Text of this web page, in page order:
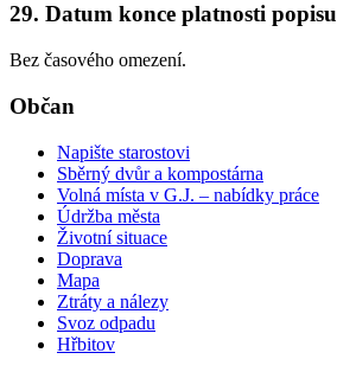
29. Datum konce platnosti popisu
Bez časového omezení.
Občan
Napište starostovi
Sběrný dvůr a kompostárna
Volná místa v G.J. – nabídky práce
Údržba města
Životní situace
Doprava
Mapa
Ztráty a nálezy
Svoz odpadu
Hřbitov